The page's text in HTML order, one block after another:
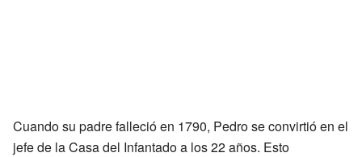
Cuando su padre falleció en 1790, Pedro se convirtió en el
jefe de la Casa del Infantado a los 22 años. Esto